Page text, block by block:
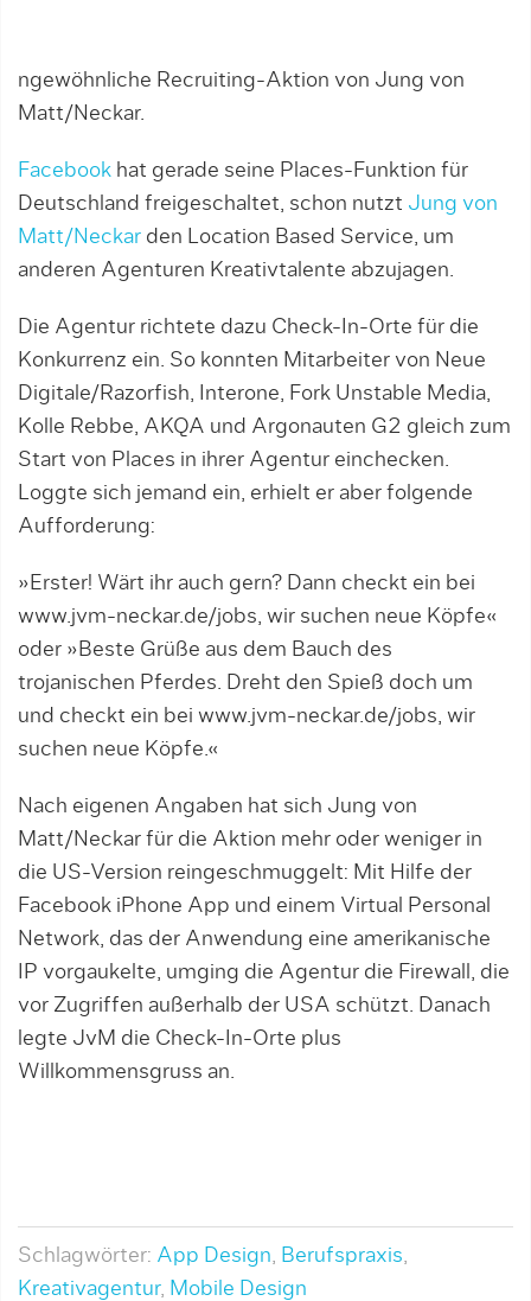
ngewöhnliche Recruiting-Aktion von Jung von
Matt/Neckar.
Facebook hat gerade seine Places-Funktion für
Deutschland freigeschaltet, schon nutzt Jung von
Matt/Neckar den Location Based Service, um
anderen Agenturen Kreativtalente abzujagen.
Die Agentur richtete dazu Check-In-Orte für die
Konkurrenz ein. So konnten Mitarbeiter von Neue
Digitale/Razorfish, Interone, Fork Unstable Media,
Kolle Rebbe, AKQA und Argonauten G2 gleich zum
Start von Places in ihrer Agentur einchecken.
Loggte sich jemand ein, erhielt er aber folgende
Aufforderung:
»Erster! Wärt ihr auch gern? Dann checkt ein bei
www.jvm-neckar.de/jobs, wir suchen neue Köpfe«
oder »Beste Grüße aus dem Bauch des
trojanischen Pferdes. Dreht den Spieß doch um
und checkt ein bei www.jvm-neckar.de/jobs, wir
suchen neue Köpfe.«
Nach eigenen Angaben hat sich Jung von
Matt/Neckar für die Aktion mehr oder weniger in
die US-Version reingeschmuggelt: Mit Hilfe der
Facebook iPhone App und einem Virtual Personal
Network, das der Anwendung eine amerikanische
IP vorgaukelte, umging die Agentur die Firewall, die
vor Zugriffen außerhalb der USA schützt. Danach
legte JvM die Check-In-Orte plus
Willkommensgruss an.
Schlagwörter: App Design, Berufspraxis,
Kreativagentur, Mobile Design